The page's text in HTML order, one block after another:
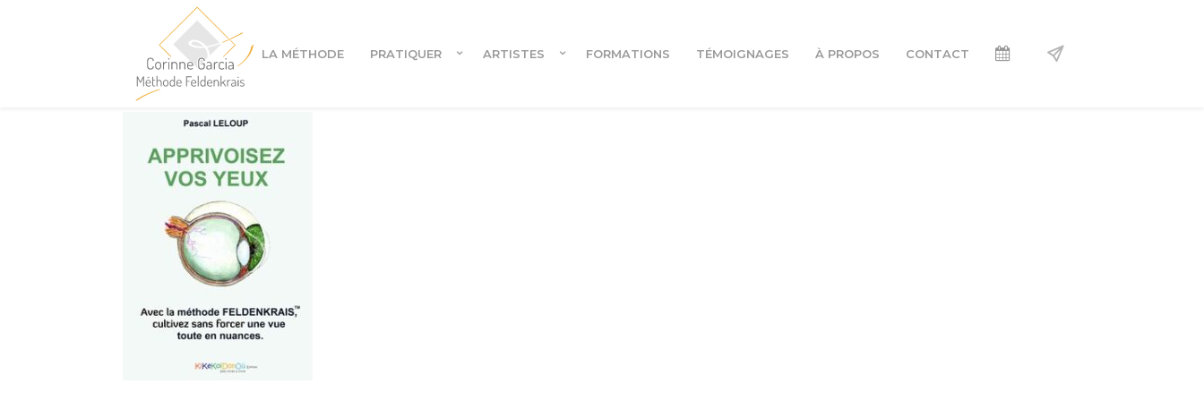
LA MÉTHODE PRATIQUER
Cours à Lyon 1er
Cours à Lyon 4ème
ARTISTES FORMATIONS TÉMOIGNAGES À PROPOS CONTACT